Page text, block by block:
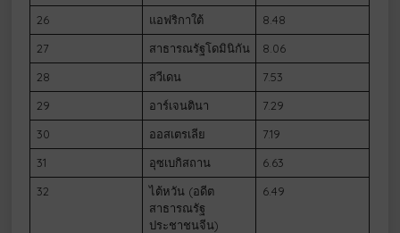
26
แอฟริกาใต้
8.48
27
สาธารณรัฐโดมินิกัน
8.06
28
สวีเดน
7.53
29
อาร์เจนตินา
7.29
30
ออสเตรเลีย
7.19
31
อุซเบกิสถาน
6.63
32
ไต้หวัน (อดีต
สาธารณรัฐ
ประชาชนจีน)
6.49